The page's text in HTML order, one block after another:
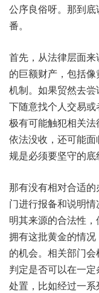
公序良俗呀。那到
番。
首先，从法律层面
的巨额财产，包括
机制。如果贸然去
下随意找个人交易
极有可能触犯相关
依法没收，还可能
规是必须要坚守的底
那有没有相对合适
门进行报备和说明
明其来源的合法性
拥有这批黄金的情
的机会。相关部门
判定是否可以在一
处置，比如经过一